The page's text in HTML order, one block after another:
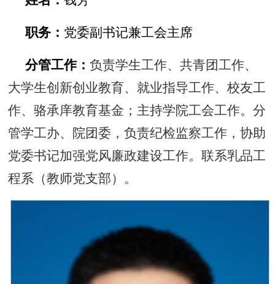
职务： 党委副书记兼工会主席
分管工作：负责学生工作、共青团工作、
大学生创新创业教育、就业指导工作、校友工
作、骆承庠教育基金；主持学院工会工作。分
管学工办、院团委，负责纪检监察工作，协助
党委书记加强党风廉政建设工作。联系乳品工
程系（教师党支部）。